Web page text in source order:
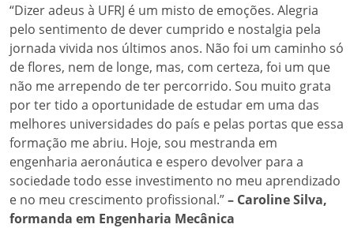
“Dizer adeus à UFRJ é um misto de emoções. Alegria
pelo sentimento de dever cumprido e nostalgia pela
jornada vivida nos últimos anos. Não foi um caminho só
de flores, nem de longe, mas, com certeza, foi um que
não me arrependo de ter percorrido. Sou muito grata
por ter tido a oportunidade de estudar em uma das
melhores universidades do país e pelas portas que essa
formação me abriu. Hoje, sou mestranda em
engenharia aeronáutica e espero devolver para a
sociedade todo esse investimento no meu aprendizado
e no meu crescimento profissional.”– Caroline Silva,
formanda em Engenharia Mecânica